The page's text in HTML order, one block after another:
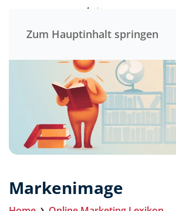
Zum Hauptinhalt springen
Markenimage